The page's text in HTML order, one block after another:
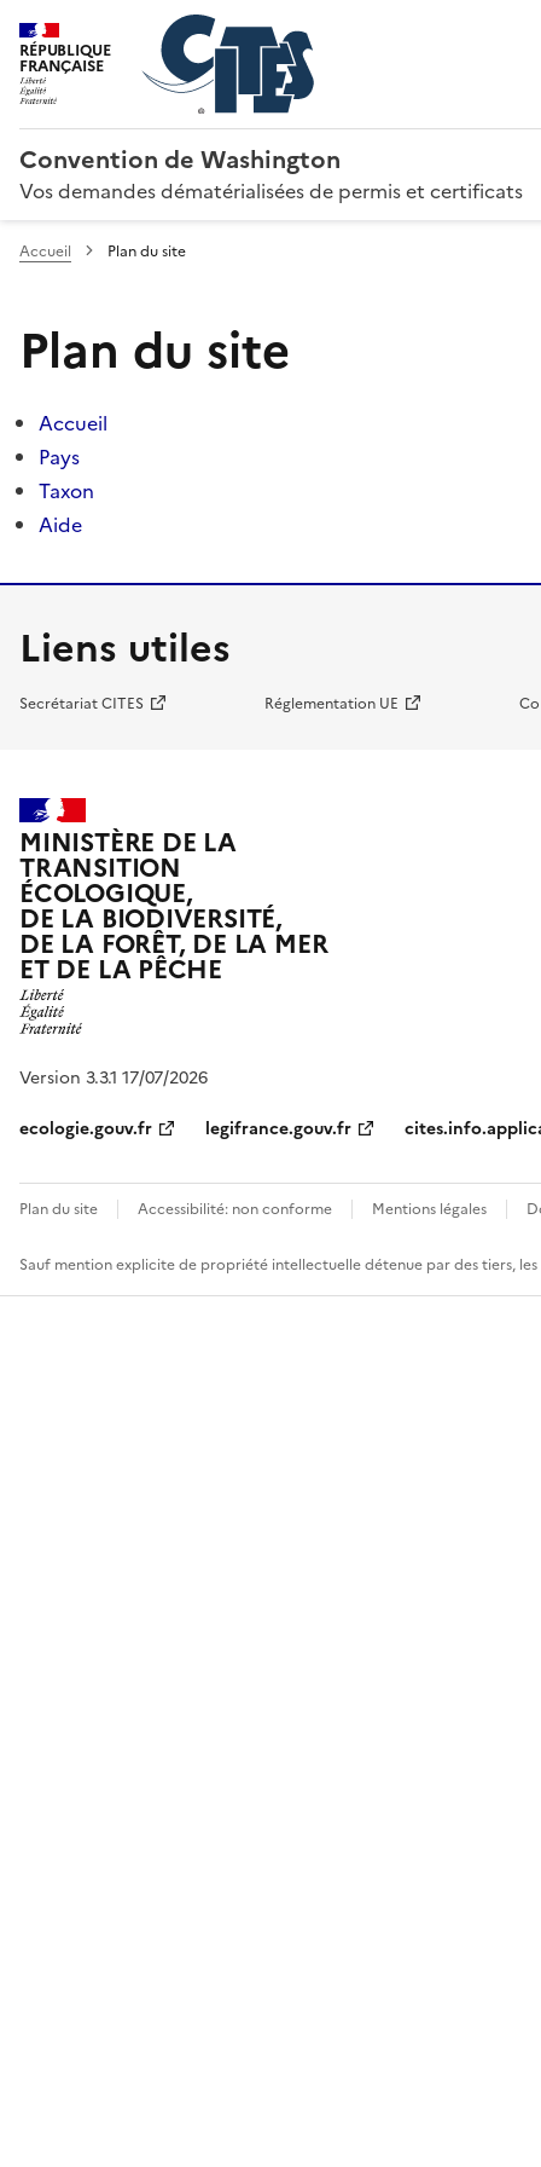
RÉPUBLIQUE
FRANÇAISE
Convention de Washington
Vos demandes dématérialisées de permis et certificats
Accueil Plan du site
Plan du site
Accueil
Pays
Taxon
Aide
Liens utiles
Secrétariat CITES Réglementation UE
MINISTÈRE DE LA
TRANSITION
ÉCOLOGIQUE,
DE LA BIODIVERSITÉ,
DE LA FORÊT, DE LA MER
ET DE LA PÊCHE
Version 3.3.1 17/07/2026
ecologie.gouv.fr
legifrance.gouv.fr
Plan du site Accessibilité: non conforme Mentions légales
Sauf mention explicite de propriété intellectuelle détenue par des tiers,